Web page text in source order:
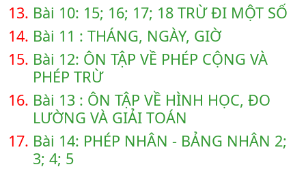
13. Bài 10: 15; 16; 17; 18 TRỪ ĐI MỘT SỐ
14. Bài 11 : THÁNG, NGÀY, GIỜ
15. Bài 12: ÔN TẬP VỀ PHÉP CỘNG VÀ
PHÉP TRỪ
16. Bài 13 : ÔN TẬP VỀ HÌNH HỌC, ĐO
LƯỜNG VÀ GIẢI TOÁN
17. Bài 14: PHÉP NHÂN - BẢNG NHÂN 2;
3; 4; 5